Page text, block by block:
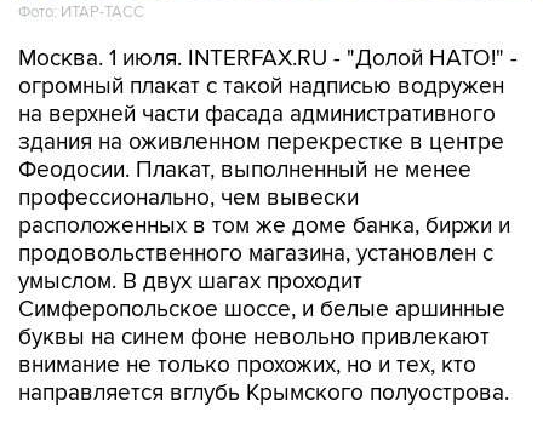
Фото: ИТАР-ТАСС
Москва. 1 июля. INTERFAX.RU - "Долой НАТО!" -
огромный плакат с такой надписью водружен
на верхней части фасада административного
здания на оживленном перекрестке в центре
Феодосии. Плакат, выполненный не менее
профессионально, чем вывески
расположенных в том же доме банка, биржи и
продовольственного магазина, установлен с
умыслом. В двух шагах проходит
Симферопольское шоссе, и белые аршинные
буквы на синем фоне невольно привлекают
внимание не только прохожих, но и тех, кто
направляется вглубь Крымского полуострова.